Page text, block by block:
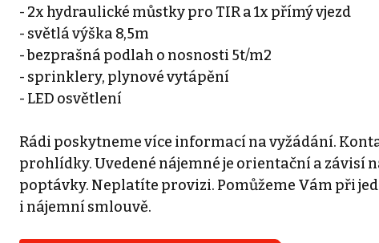
- 2x hydraulické můstky pro TIR a 1x přímý vjezd
- světlá výška 8,5m
- bezprašná podlah o nosnosti 5t/m2
- sprinklery, plynové vytápění
- LED osvětlení
Rádi poskytneme více informací na vyžádání.
prohlídky. Uvedené nájemné je orientační a závisí
poptávky. Neplatíte provizi. Pomůžeme Vám při
i nájemní smlouvě.